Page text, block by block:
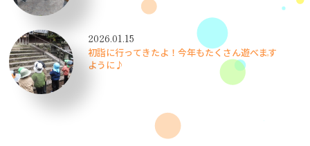
2026.01.15
初詣に行ってきたよ！今年もたくさん遊べます
ように♪